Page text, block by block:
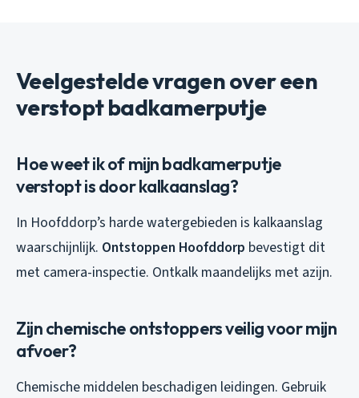
Veelgestelde vragen over een
verstopt badkamerputje
Hoe weet ik of mijn badkamerputje
verstopt is door kalkaanslag?
In Hoofddorp’s harde watergebieden is kalkaanslag
waarschijnlijk. Ontstoppen Hoofddorp bevestigt dit
met camera-inspectie. Ontkalk maandelijks met azijn.
Zijn chemische ontstoppers veilig voor mijn
afvoer?
Chemische middelen beschadigen leidingen. Gebruik